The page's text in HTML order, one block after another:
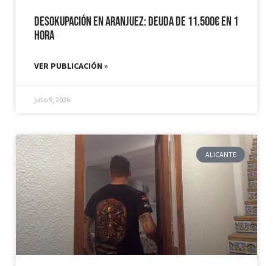
Desokupación en Aranjuez: Deuda de 11.500€ en 1
hora
VER PUBLICACIÓN »
julio 9, 2026
ALICANTE